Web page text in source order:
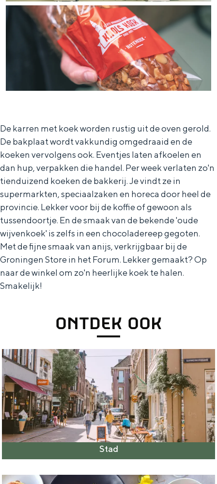
De karren met koek worden rustig uit de oven gerold.
De bakplaat wordt vakkundig omgedraaid en de
koeken vervolgens ook. Eventjes laten afkoelen en
dan hup, verpakken die handel. Per week verlaten zo'n
tienduizend koeken de bakkerij. Je vindt ze in
supermarkten, speciaalzaken en horeca door heel de
provincie. Lekker voor bij de koffie of gewoon als
tussendoortje. En de smaak van de bekende 'oude
wijvenkoek' is zelfs in een chocoladereep gegoten.
Met de fijne smaak van anijs, verkrijgbaar bij de
Groningen Store in het Forum. Lekker gemaakt? Op
naar de winkel om zo'n heerlijke koek te halen.
Smakelijk!
ONTDEK OOK
Stad